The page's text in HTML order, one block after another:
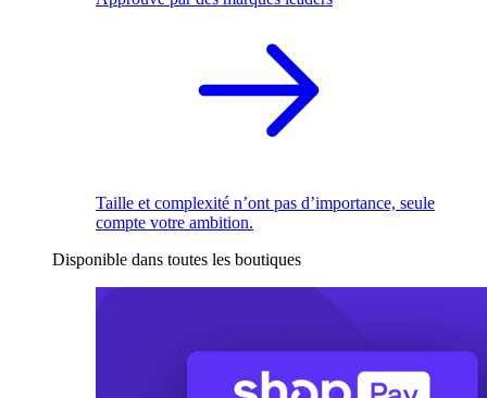
Taille et complexité n’ont pas d’importance, seule
compte votre ambition.
Disponible dans toutes les boutiques